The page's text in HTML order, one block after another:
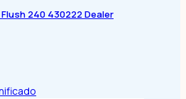
240 430222 Dealer